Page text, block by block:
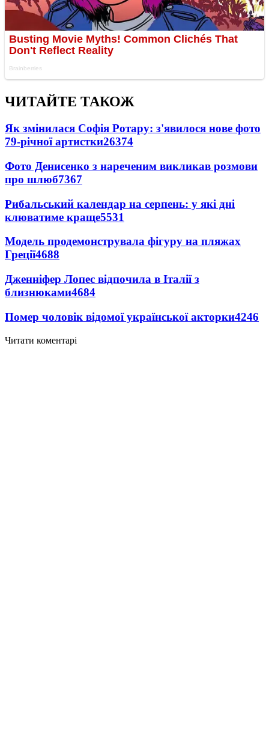
ЧИТАЙТЕ ТАКОЖ
Як змінилася Софія Ротару: з'явилося нове фото
79-річної артистки26374
Фото Денисенко з нареченим викликав розмови
про шлюб7367
Рибальський календар на серпень: у які дні
клюватиме краще5531
Модель продемонструвала фігуру на пляжах
Греції4688
Дженніфер Лопес відпочила в Італії з
близнюками4684
Помер чоловік відомої української акторки4246
Читати коментарі